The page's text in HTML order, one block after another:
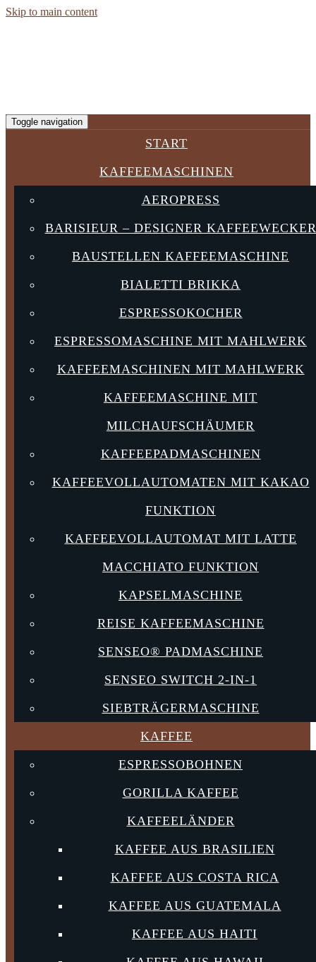
Skip to main content
Toggle navigation
START
KAFFEEMASCHINEN
AEROPRESS
BARISIEUR – DESIGNER KAFFEEWECKER
BAUSTELLEN KAFFEEMASCHINE
BIALETTI BRIKKA
ESPRESSOKOCHER
ESPRESSOMASCHINE MIT MAHLWERK
KAFFEEMASCHINEN MIT MAHLWERK
KAFFEEMASCHINE MIT
MILCHAUFSCHÄUMER
KAFFEEPADMASCHINEN
KAFFEEVOLLAUTOMATEN MIT KAKAO
FUNKTION
KAFFEEVOLLAUTOMAT MIT LATTE
MACCHIATO FUNKTION
KAPSELMASCHINE
REISE KAFFEEMASCHINE
SENSEO® PADMASCHINE
SENSEO SWITCH 2-IN-1
SIEBTRÄGERMASCHINE
KAFFEE
ESPRESSOBOHNEN
GORILLA KAFFEE
KAFFEELÄNDER
KAFFEE AUS BRASILIEN
KAFFEE AUS COSTA RICA
KAFFEE AUS GUATEMALA
KAFFEE AUS HAITI